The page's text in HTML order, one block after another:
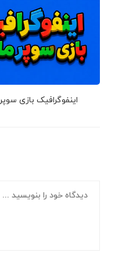
اینفوگرافیک بازی